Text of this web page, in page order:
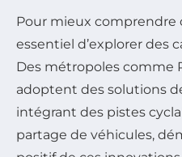
Pour mieux comprendre
essentiel d’explorer des
Des métropoles comme
adoptent des solutions
intégrant des pistes
partage de véhicules,